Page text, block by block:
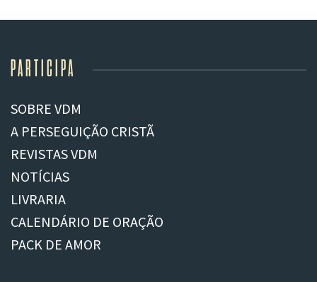
PARTICIPA
SOBRE VDM
A PERSEGUIÇÃO CRISTÃ
REVISTAS VDM
NOTÍCIAS
LIVRARIA
CALENDÁRIO DE ORAÇÃO
PACK DE AMOR